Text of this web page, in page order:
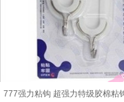
777强力粘钩 超强力特级胶棉粘